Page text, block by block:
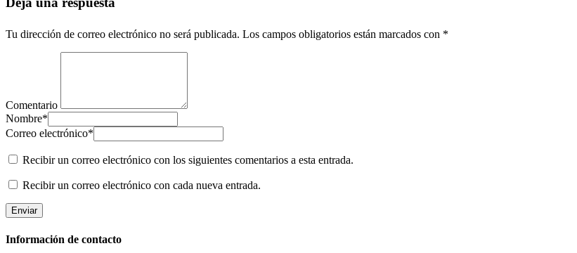
Tu dirección de correo electrónico no será publicada. Los campos obligatorios están marcados con *
Comentario
Nombre*
Correo electrónico*
Recibir un correo electrónico con los siguientes comentarios a esta entrada.
Recibir un correo electrónico con cada nueva entrada.
Información de contacto